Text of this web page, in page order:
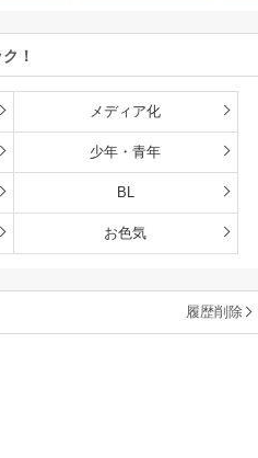
雄たちの母乳で成
！
メディア化
少年・青年
BL
お色気
履歴削除